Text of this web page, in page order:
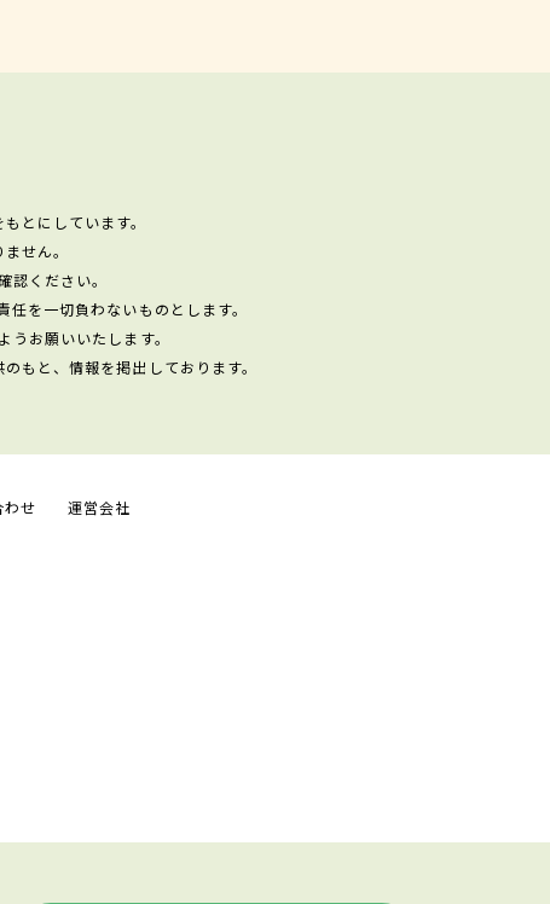
とにしています。
せん。
ください。
を一切負わないものとします。
お願いいたします。
もと、情報を掲出しております。
わせ 運営会社